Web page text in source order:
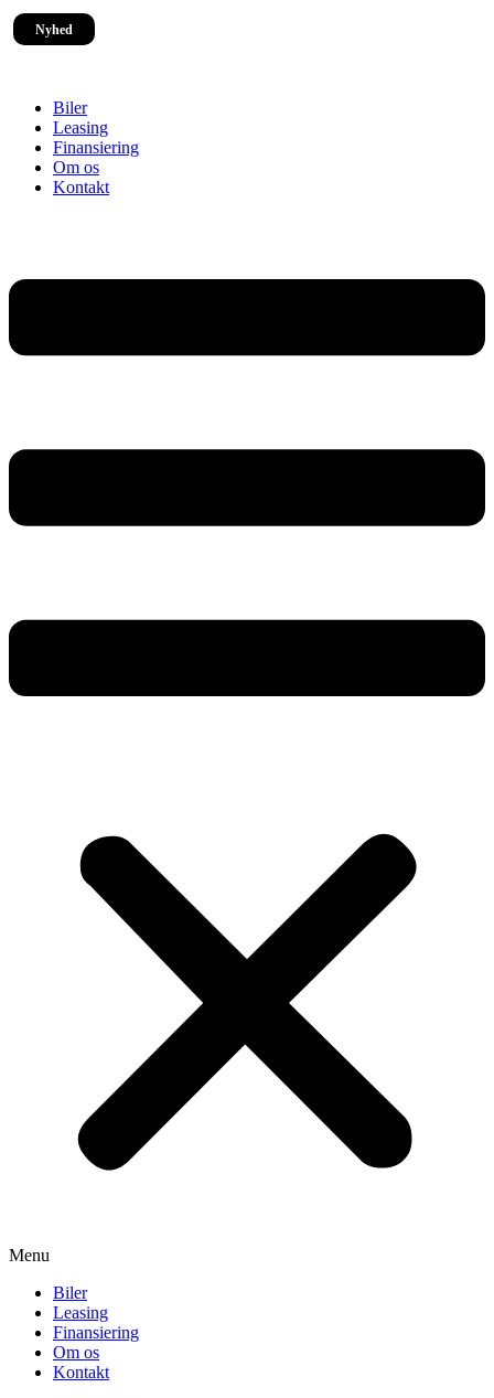
Biler
Leasing
Finansiering
Om os
Kontakt
Menu
Biler
Leasing
Finansiering
Om os
Kontakt
Nyhed